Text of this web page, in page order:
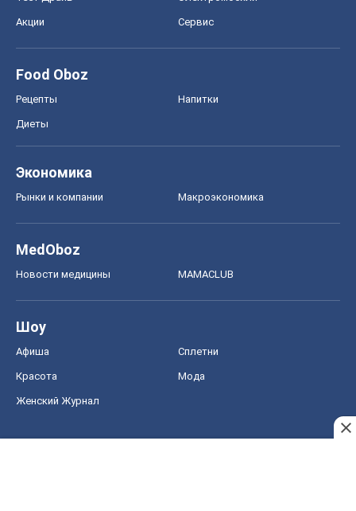
Акции Сервис
Food Oboz
Рецепты Напитки
Диеты
Экономика
Рынки и компании Mакроэкономика
MedOboz
Новости медицины MAMACLUB
Шоу
Афиша Сплетни
Красота Мода
Женский Журнал